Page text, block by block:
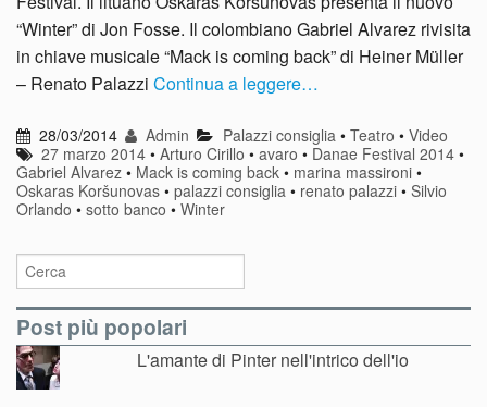
“Winter” di Jon Fosse. Il colombiano Gabriel Alvarez rivisita
in chiave musicale “Mack is coming back” di Heiner Müller
– Renato Palazzi Continua a leggere…
28/03/2014 Admin Palazzi consiglia• Teatro • Video
27 marzo 2014 •Arturo Cirillo •avaro • Danae Festival 2014 •
Gabriel Alvarez • Mack is coming back • marina massironi •
Oskaras Koršunovas • palazzi consiglia • renato palazzi • Silvio
Orlando • sotto banco • Winter
Post più popolari
L'amante di Pinter nell'intrico dell'io